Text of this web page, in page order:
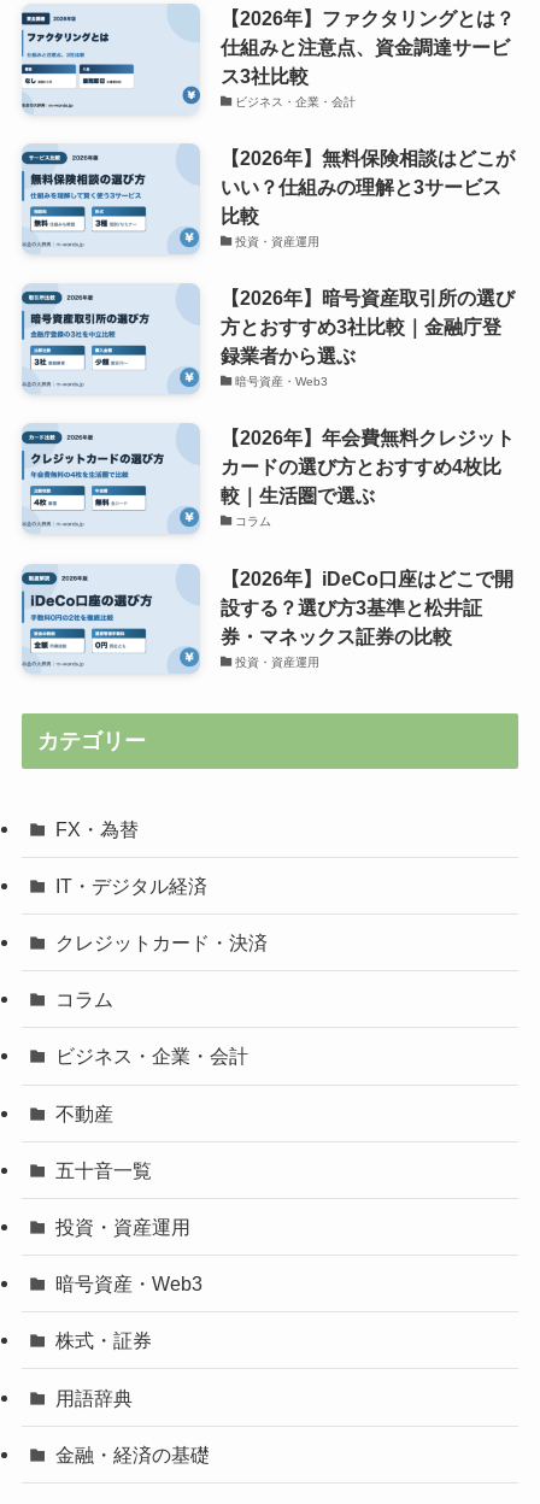
【2026年】ファクタリングとは？
仕組みと注意点、資金調達サービ
ス3社比較
ビジネス・企業・会計
【2026年】無料保険相談はどこが
いい？仕組みの理解と3サービス
比較
投資・資産運用
【2026年】暗号資産取引所の選び
方とおすすめ3社比較｜金融庁登
録業者から選ぶ
暗号資産・Web3
【2026年】年会費無料クレジット
カードの選び方とおすすめ4枚比
較｜生活圏で選ぶ
コラム
【2026年】iDeCo口座はどこで開
設する？選び方3基準と松井証
券・マネックス証券の比較
投資・資産運用
カテゴリー
FX・為替
IT・デジタル経済
クレジットカード・決済
コラム
ビジネス・企業・会計
不動産
五十音一覧
投資・資産運用
暗号資産・Web3
株式・証券
用語辞典
金融・経済の基礎